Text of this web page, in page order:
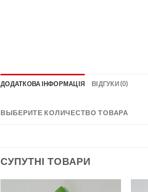
ДОДАТКОВА ІНФОРМАЦІЯ ВІДГУКИ (0)
ВЫБЕРИТЕ КОЛИЧЕСТВО ТОВАРА
СУПУТНІ ТОВАРИ